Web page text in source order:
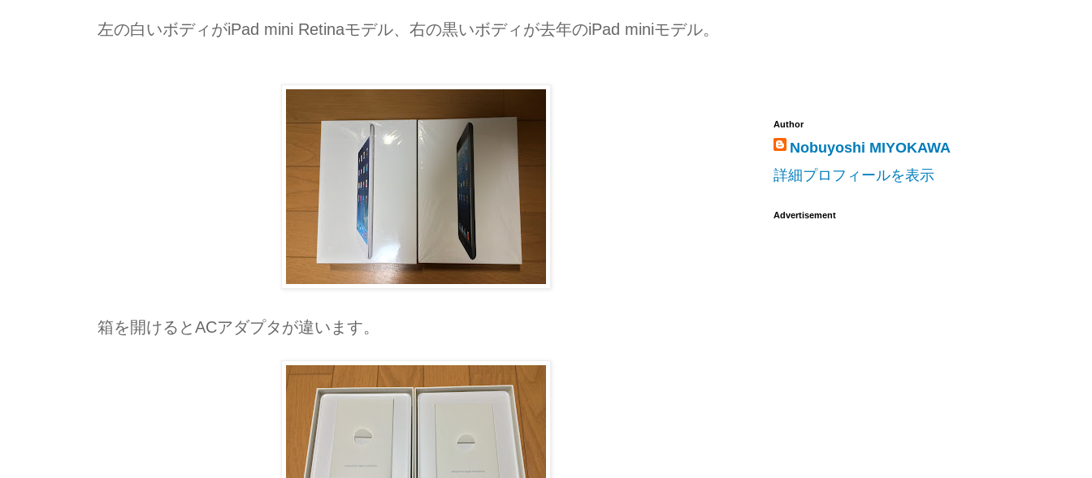
左の白いボディがiPad mini Retinaモデル、右の黒いボディが去年のiPad miniモデル。
箱を開けるとACアダプタが違います。
Author
Nobuyoshi MIYOKAWA
詳細プロフィールを表示
Advertisement